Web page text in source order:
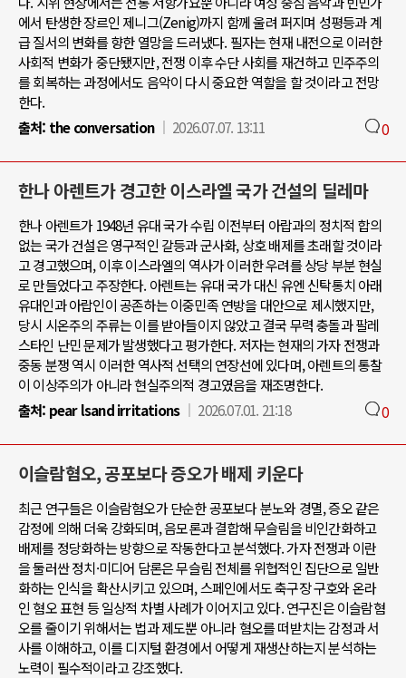
에서 탄생한 장르인 제니그(Zenig)까지 함께 울려 퍼지며 성평등과 계
급 질서의 변화를 향한 열망을 드러냈다. 필자는 현재 내전으로 이러한
사회적 변화가 중단됐지만, 전쟁 이후 수단 사회를 재건하고 민주주의
를 회복하는 과정에서도 음악이 다시 중요한 역할을 할 것이라고 전망
한다.
출처: the conversation 2026.07.07. 13:11 0
한나 아렌트가 경고한 이스라엘 국가 건설의 딜레마
한나 아렌트가 1948년 유대 국가 수립 이전부터 아랍과의 정치적 합의
없는 국가 건설은 영구적인 갈등과 군사화, 상호 배제를 초래할 것이라
고 경고했으며, 이후 이스라엘의 역사가 이러한 우려를 상당 부분 현실
로 만들었다고 주장한다. 아렌트는 유대 국가 대신 유엔 신탁통치 아래
유대인과 아랍인이 공존하는 이중민족 연방을 대안으로 제시했지만,
당시 시온주의 주류는 이를 받아들이지 않았고 결국 무력 충돌과 팔레
스타인 난민 문제가 발생했다고 평가한다. 저자는 현재의 가자 전쟁과
중동 분쟁 역시 이러한 역사적 선택의 연장선에 있다며, 아렌트의 통찰
이 이상주의가 아니라 현실주의적 경고였음을 재조명한다.
출처: pear lsand irritations 2026.07.01. 21:18 0
이슬람혐오, 공포보다 증오가 배제 키운다
최근 연구들은 이슬람혐오가 단순한 공포보다 분노와 경멸, 증오 같은
감정에 의해 더욱 강화되며, 음모론과 결합해 무슬림을 비인간화하고
배제를 정당화하는 방향으로 작동한다고 분석했다. 가자 전쟁과 이란
을 둘러싼 정치·미디어 담론은 무슬림 전체를 위협적인 집단으로 일반
화하는 인식을 확산시키고 있으며, 스페인에서도 축구장 구호와 온라
인 혐오 표현 등 일상적 차별 사례가 이어지고 있다. 연구진은 이슬람혐
오를 줄이기 위해서는 법과 제도뿐 아니라 혐오를 떠받치는 감정과 서
사를 이해하고, 이를 디지털 환경에서 어떻게 재생산하는지 분석하는
노력이 필수적이라고 강조했다.